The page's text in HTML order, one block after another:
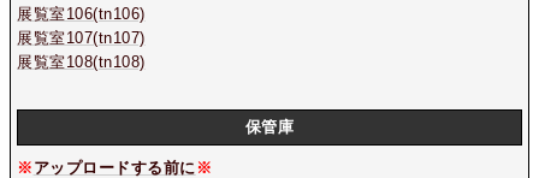
展覧室106(tn106)
展覧室107(tn107)
展覧室108(tn108)
保管庫
※ アップロードする前に ※